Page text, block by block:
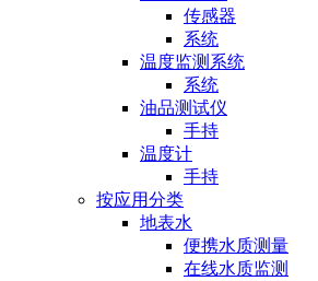
传感器
系统
温度监测系统
系统
油品测试仪
手持
温度计
手持
按应用分类
地表水
便携水质测量
在线水质监测